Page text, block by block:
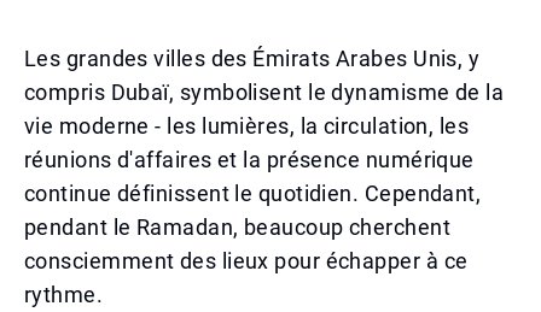
Les grandes villes des Émirats Arabes Unis, y
compris Dubaï, symbolisent le dynamisme de la
vie moderne - les lumières, la circulation, les
réunions d'affaires et la présence numérique
continue définissent le quotidien. Cependant,
pendant le Ramadan, beaucoup cherchent
consciemment des lieux pour échapper à ce
rythme.